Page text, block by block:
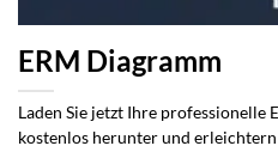
ERM Diagramm
Laden Sie jetzt Ihre professionelle
kostenlos herunter und erleichtern